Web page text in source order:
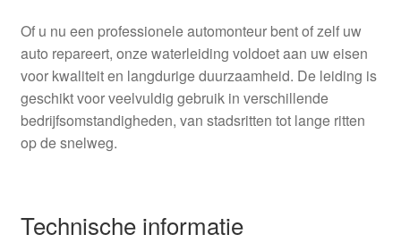
Of u nu een professionele automonteur bent of zelf uw
auto repareert, onze waterleiding voldoet aan uw eisen
voor kwaliteit en langdurige duurzaamheid. De leiding is
geschikt voor veelvuldig gebruik in verschillende
bedrijfsomstandigheden, van stadsritten tot lange ritten
op de snelweg.
Technische informatie